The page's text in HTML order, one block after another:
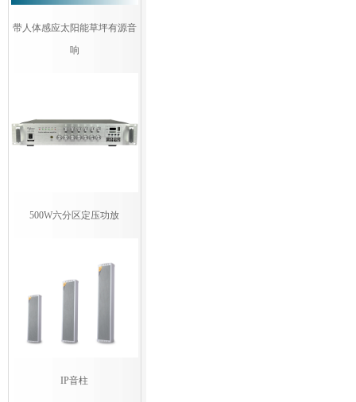
带人体感应太阳能草坪有源音
响
500W六分区定压功放
IP音柱